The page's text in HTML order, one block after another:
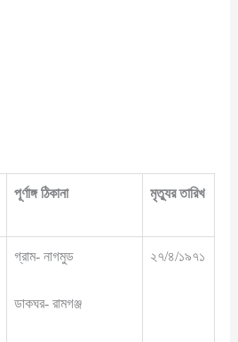
পূর্ণাঙ্গ ঠিকানা মৃত্যুর তারিখ
গ্রাম- নাগমুড
ডাকঘর- রামগঞ্জ
২৭/৪/১৯৭১